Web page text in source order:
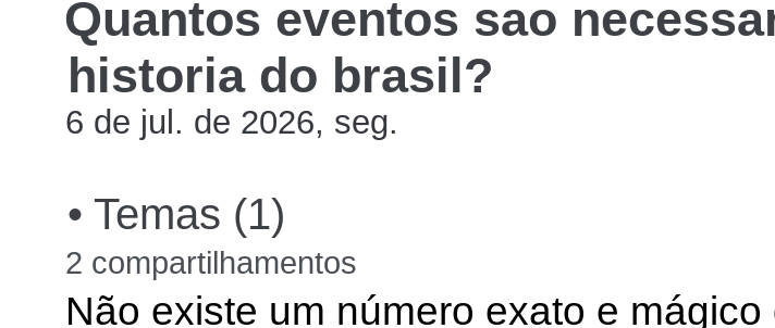
Quantos eventos sao
historia do brasil?
6 de jul. de 2026, seg.
• Temas (1)
2 compartilhamentos
Não existe um número exato e